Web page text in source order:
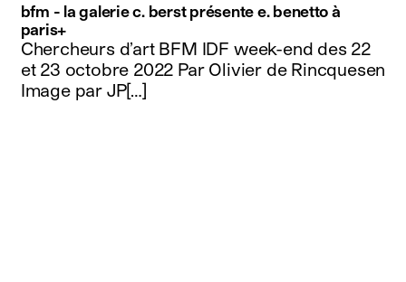
bfm - la galerie c. berst présente e. benetto à
paris+
Chercheurs d’art BFM IDF week-end des 22
et 23 octobre 2022 Par Olivier de Rincquesen
Image par JP[…]